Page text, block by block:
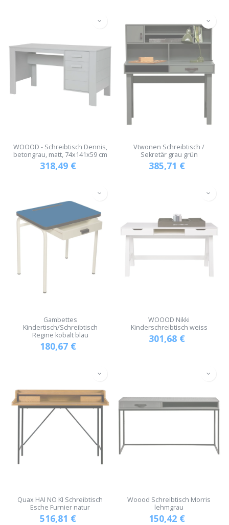
WOOOD - Schreibtisch Dennis,
betongrau, matt, 74x141x59 cm
318,49 €
Vtwonen Schreibtisch /
Sekretär grau grün
385,71 €
Gambettes
Kindertisch/Schreibtisch
Regine kobalt blau
180,67 €
WOOOD Nikki
Kinderschreibtisch weiss
301,68 €
Quax HAI NO KI Schreibtisch
Esche Furnier natur
516,81 €
Woood Schreibtisch Morris
lehmgrau
150,42 €